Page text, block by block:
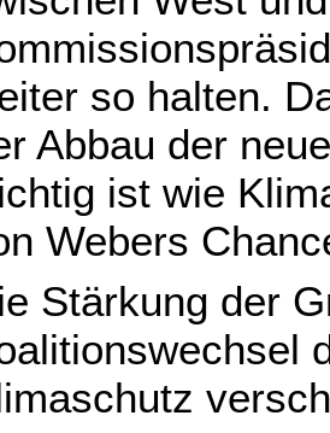
so halten.
Abbau der
ist wie
Webers
Stärkung der